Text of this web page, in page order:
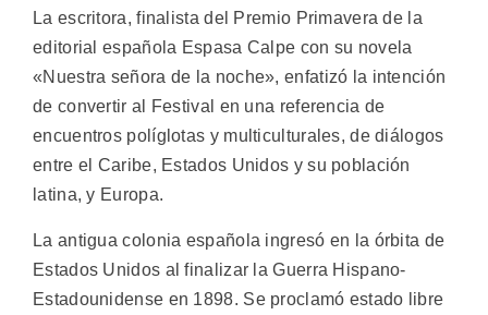
La escritora, finalista del Premio Primavera de la
editorial española Espasa Calpe con su novela
«Nuestra señora de la noche», enfatizó la intención
de convertir al Festival en una referencia de
encuentros políglotas y multiculturales, de diálogos
entre el Caribe, Estados Unidos y su población
latina, y Europa.
La antigua colonia española ingresó en la órbita de
Estados Unidos al finalizar la Guerra Hispano-
Estadounidense en 1898. Se proclamó estado libre